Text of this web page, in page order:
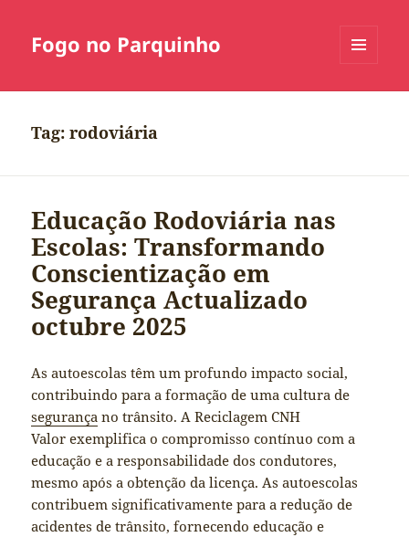
Fogo no Parquinho
Tag:rodoviária
Educação Rodoviária nas
Escolas: Transformando
Conscientização em
Segurança Actualizado
octubre 2025
As autoescolas têm um profundo impacto social,
contribuindo para a formação de uma cultura de
segurança no trânsito. A Reciclagem CNH
Valor exemplifica o compromisso contínuo com a
educação e a responsabilidade dos condutores,
mesmo após a obtenção da licença. As autoescolas
contribuem significativamente para a redução de
acidentes de trânsito, fornecendo educação e